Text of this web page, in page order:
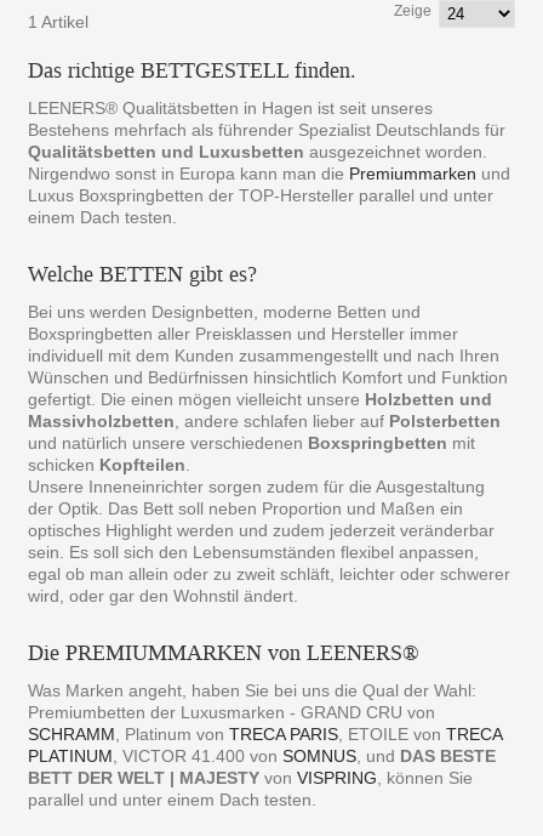
1 Artikel
Zeige
Das richtige BETTGESTELL finden.
LEENERS® Qualitätsbetten in Hagen ist seit unseres
Bestehens mehrfach als führender Spezialist Deutschlands für
Qualitätsbetten und Luxusbettenausgezeichnet worden.
Nirgendwo sonst in Europa kann man die Premiummarken und
Luxus Boxspringbetten der TOP-Hersteller parallel und unter
einem Dach testen.
Welche BETTEN gibt es?
Bei uns werden Designbetten, moderne Betten und
Boxspringbetten aller Preisklassen und Hersteller immer
individuell mit dem Kunden zusammengestellt und nach Ihren
Wünschen und Bedürfnissen hinsichtlich Komfort und Funktion
gefertigt. Die einen mögen vielleicht unsere Holzbetten und
Massivholzbetten , andere schlafen lieber auf Polsterbetten
und natürlich unsere verschiedenen Boxspringbetten mit
schicken Kopfteilen
Unsere Inneneinrichter sorgen zudem für die Ausgestaltung
der Optik. Das Bett soll neben Proportion und Maßen ein
optisches Highlight werden und zudem jederzeit veränderbar
sein. Es soll sich den Lebensumständen flexibel anpassen,
egal ob man allein oder zu zweit schläft, leichter oder schwerer
wird, oder gar den Wohnstil ändert.
Die PREMIUMMARKEN von LEENERS®
Was Marken angeht, haben Sie bei uns die Qual der Wahl:
Premiumbetten der Luxusmarken - GRAND CRU von
SCHRAMM , Platinum vonTRECA PARIS , ETOILE vonTRECA
PLATINUM , VICTOR 41.400 vonSOMNUS , und DAS BESTE
BETT DER WELT | MAJESTYvonVISPRING , können Sie
parallel und unter einem Dach testen.